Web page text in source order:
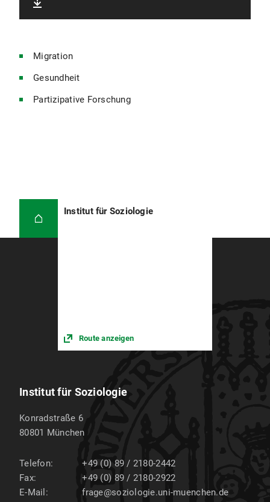
Migration
Gesundheit
Partizipative Forschung
Institut für Soziologie
Route anzeigen
Institut für Soziologie
Konradstraße 6
80801 München
Telefon:
+49 (0) 89 / 2180-2442
Fax:
+49 (0) 89 / 2180-2922
E-Mail:
frage@soziologie.uni-muenchen.de